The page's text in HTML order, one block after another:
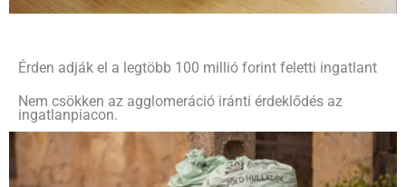
Érden adják el a legtöbb 100 millió forint feletti ingatlant
Nem csökken az agglomeráció iránti érdeklődés az
ingatlanpiacon.